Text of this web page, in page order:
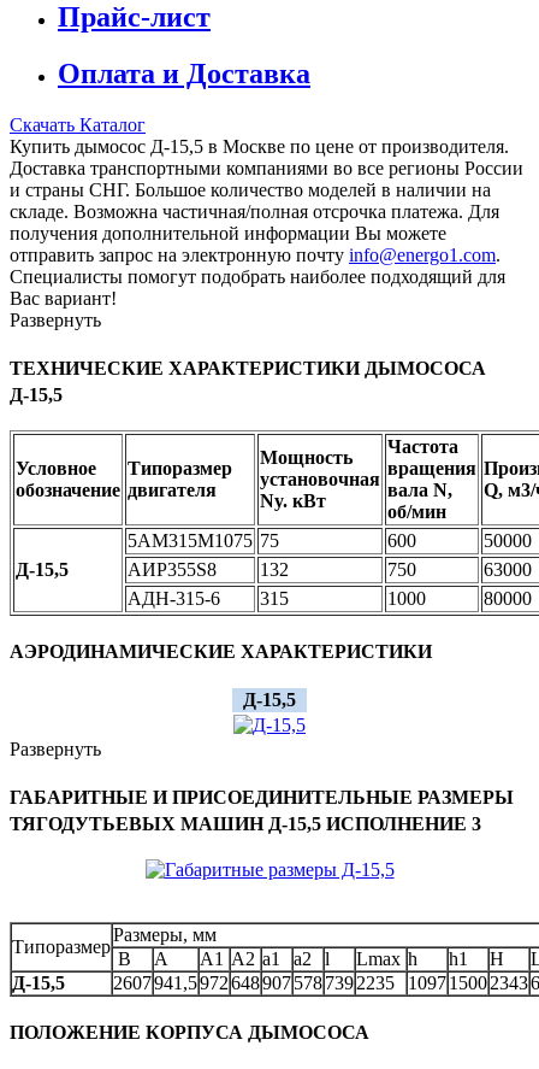
Прайс-лист
Оплата и Доставка
Скачать Каталог
Купить дымосос Д-15,5 в Москве по цене от производителя.
Доставка транспортными компаниями во все регионы России
и страны СНГ. Большое количество моделей в наличии на
складе. Возможна частичная/полная отсрочка платежа. Для
получения дополнительной информации Вы можете
отправить запрос на электронную почту info@energo1.com.
Специалисты помогут подобрать наиболее подходящий для
Вас вариант!
Развернуть
ТЕХНИЧЕСКИЕ ХАРАКТЕРИСТИКИ ДЫМОСОСА
Д-15,5
Условное
обозначение
Типоразмер
двигателя
Мощность
установочная
Ny. кВт
Частота
вращения
вала N,
об/мин
Q, м3/
Д-15,5
5AM315M1075 75 600
50000
АИР355S8
132 750
63000
АДН-315-6
315 1000 80000
АЭРОДИНАМИЧЕСКИЕ ХАРАКТЕРИСТИКИ
Д-15,5
Развернуть
ГАБАРИТНЫЕ И ПРИСОЕДИНИТЕЛЬНЫЕ РАЗМЕРЫ
ТЯГОДУТЬЕВЫХ МАШИН Д-15,5 ИСПОЛНЕНИЕ 3
Типоразмер
Размеры, мм
В
А А1 А2 а1 а2 l Lmax h h1 H
Д-15,5
2607941,59726489075787392235 109715002343
ПОЛОЖЕНИЕ КОРПУСА ДЫМОСОСА